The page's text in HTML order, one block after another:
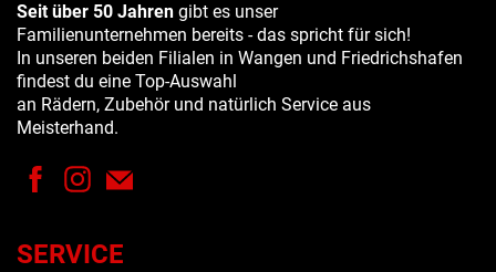
Seit über 50 Jahren gibt es unser
Familienunternehmen bereits - das spricht für sich!
In unseren beiden Filialen in Wangen und Friedrichshafen
findest du eine Top-Auswahl
an Rädern, Zubehör und natürlich Service aus
Meisterhand.
SERVICE